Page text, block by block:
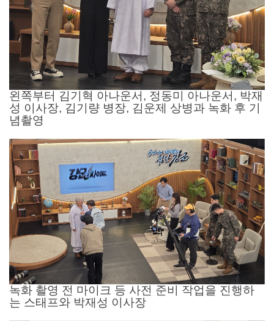
왼쪽부터 김기혁 아나운서, 정동미 아나운서, 박재
성 이사장, 김기량 병장, 김운제 상병과 녹화 후 기
념촬영
녹화 촬영 전 마이크 등 사전 준비 작업을 진행하
는 스태프와 박재성 이사장